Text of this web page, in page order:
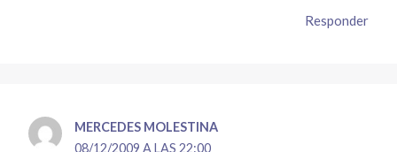
Responder
MERCEDES MOLESTINA
08/12/2009 A LAS 22:00